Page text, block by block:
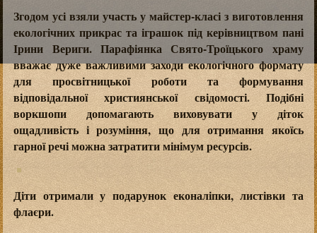
Згодом усі взяли участь у майстер-класі з виготовлення
екологічних прикрас та іграшок під керівництвом пані
Ірини Вериги. Парафіянка Свято-Троїцького храму
вважає дуже важливими заходи екологічного формату
для просвітницької роботи та формування
відповідальної християнської свідомості. Подібні
воркшопи допомагають виховувати у діток
ощадливість і розуміння, що для отримання якоїсь
гарної речі можна затратити мінімум ресурсів.
Діти отримали у подарунок еконаліпки, листівки та
флаєри.